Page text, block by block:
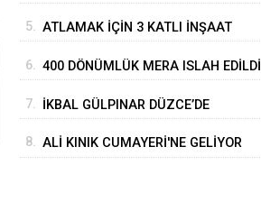
5. ATLAMAK İÇİN 3 KATLI İNŞAAT
6. 400 DÖNÜMLÜK MERA ISLAH EDİLDİ
7. İKBAL GÜLPINAR DÜZCE’DE
8. ALİ KINIK CUMAYERİ'NE GELİYOR